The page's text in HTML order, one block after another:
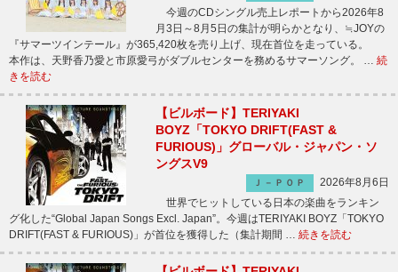
今週のCDシングル売上レポートから2026年8
月3日～8月5日の集計が明らかとなり、≒JOYの
『サマーツインテール』が365,420枚を売り上げ、現在首位を走っている。
本作は、天野香乃愛と市原愛弓がダブルセンターを務めるサマーソング。 … 続
きを読む
【ビルボード】TERIYAKI
BOYZ「TOKYO DRIFT(FAST &
FURIOUS)」グローバル・ジャパン・ソ
ングスV9
Ｊ－ＰＯＰ
2026年8月6日
世界でヒットしている日本の楽曲をランキン
グ化した“Global Japan Songs Excl. Japan”。今週はTERIYAKI BOYZ「TOKYO
DRIFT(FAST & FURIOUS)」が首位を獲得した（集計期間 … 続きを読む